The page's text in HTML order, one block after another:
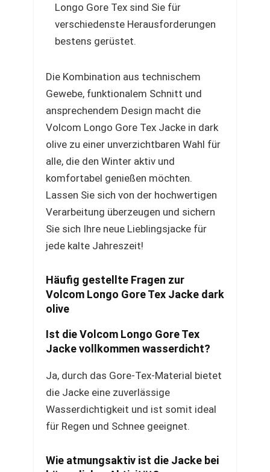
Longo Gore Tex sind Sie für
verschiedenste Herausforderungen
bestens gerüstet.
Die Kombination aus technischem
Gewebe, funktionalem Schnitt und
ansprechendem Design macht die
Volcom Longo Gore Tex Jacke in dark
olive zu einer unverzichtbaren Wahl für
alle, die den Winter aktiv und
komfortabel genießen möchten.
Lassen Sie sich von der hochwertigen
Verarbeitung überzeugen und sichern
Sie sich Ihre neue Lieblingsjacke für
jede kalte Jahreszeit!
Häufig gestellte Fragen zur
Volcom Longo Gore Tex Jacke dark
olive
Ist die Volcom Longo Gore Tex
Jacke vollkommen wasserdicht?
Ja, durch das Gore-Tex-Material bietet
die Jacke eine zuverlässige
Wasserdichtigkeit und ist somit ideal
für Regen und Schnee geeignet.
Wie atmungsaktiv ist die Jacke bei